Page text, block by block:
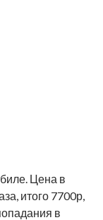
Цена в
итого 7700р,
в